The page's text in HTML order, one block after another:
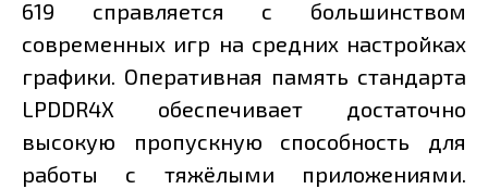
619 справляется с большинством
современных игр на средних настройках
графики. Оперативная память стандарта
LPDDR4X обеспечивает достаточно
высокую пропускную способность для
работы с тяжёлыми приложениями.